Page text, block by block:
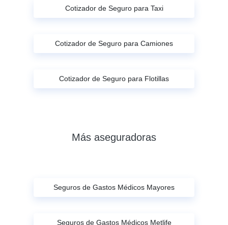
Cotizador de Seguro para Taxi
Cotizador de Seguro para Camiones
Cotizador de Seguro para Flotillas
Más aseguradoras
Seguros de Gastos Médicos Mayores
Seguros de Gastos Médicos Metlife